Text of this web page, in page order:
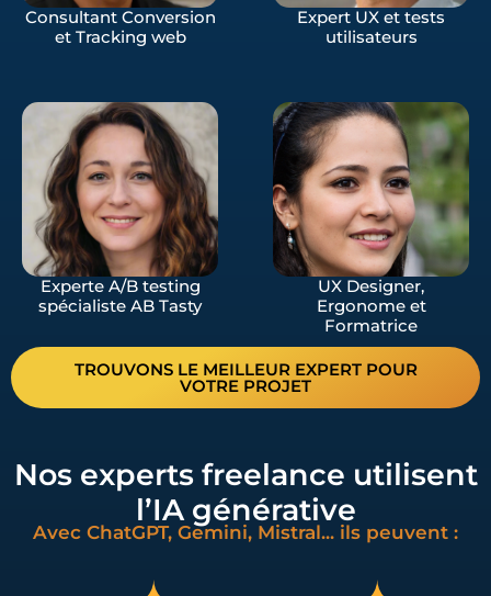
Consultant Conversion
et Tracking web
Expert UX et tests
utilisateurs
Experte A/B testing
spécialiste AB Tasty
UX Designer,
Ergonome et
Formatrice
TROUVONS LE MEILLEUR EXPERT POUR
VOTRE PROJET
Nos experts freelance utilisent
l’IA générative
Avec ChatGPT, Gemini, Mistral... ils peuvent :